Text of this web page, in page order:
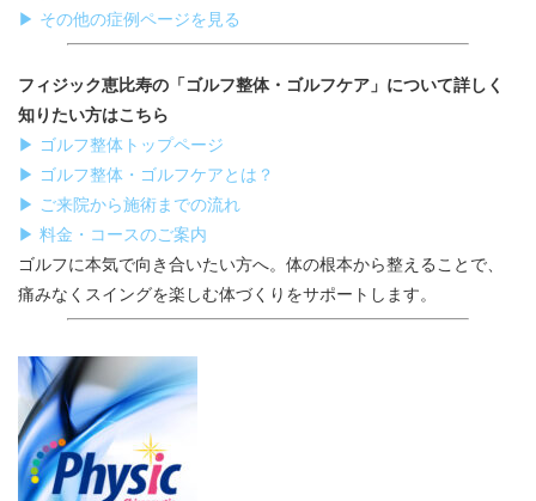
▶ その他の症例ページを見る
フィジック恵比寿の「ゴルフ整体・ゴルフケア」について詳しく
知りたい方はこちら
▶ ゴルフ整体トップページ
▶ ゴルフ整体・ゴルフケアとは？
▶ ご来院から施術までの流れ
▶ 料金・コースのご案内
ゴルフに本気で向き合いたい方へ。体の根本から整えることで、
痛みなくスイングを楽しむ体づくりをサポートします。